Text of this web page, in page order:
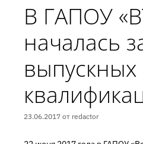
В ГАПОУ
началась
выпускных
23.06.2017 от redactor